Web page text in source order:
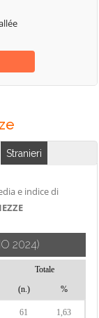
Stranieri
e indice di
2024)
Totale
(n.) %
61 1,63